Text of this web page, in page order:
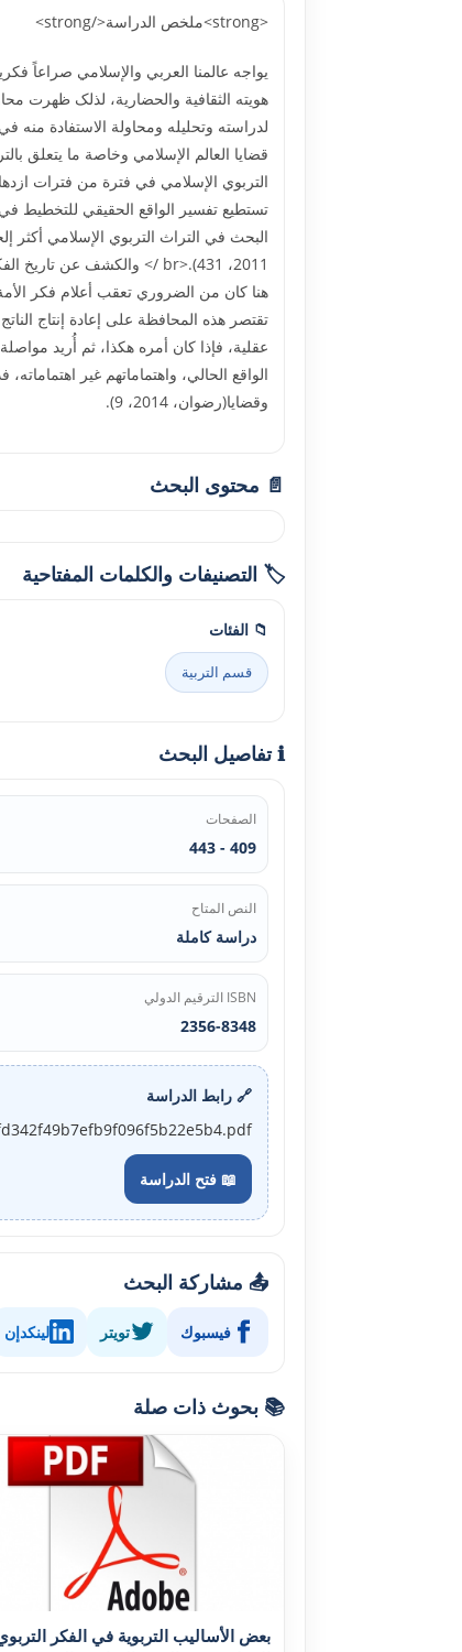
<strong>ملخص الدراسة</strong>
يواجه عالمنا العربي والإسلامي صراعاً
هويته الثقافية والحضارية، لذلک ظهرت
قضايا العالم الإسلامي وخاصة ما يتعلق
التربوي الإسلامي في فترة من فترات
تستطيع تفسير الواقع الحقيقي للتخطيط
البحث في التراث التربوي الإسلامي
هنا کان من الضروري تعقب أعلام فکر الأمة
تقتصر هذه المحافظة على إعادة إنتاج
عقلية، فإذا کان أمره هکذا، ثم أُريد
الواقع الحالي، واهتماماتهم غير
وقضايا(رضوان، 2014، 9).
📄 محتوى البحث
🏷️ التصنيفات والكلمات المفتاحية
📁 الفئات
قسم التربية
ℹ️ تفاصيل البحث
الصفحات
409 - 443
النص المتاح
دراسة كاملة
ISBN الترقيم الدولي
2356-8348
🔗 رابط الدراسة
📖 فتح الدراسة
📤 مشاركة البحث
فيسبوك تويتر لينكدإن
📚 بحوث ذات صلة
بعض الأساليب التربوية في الفکر